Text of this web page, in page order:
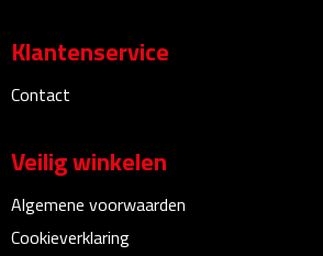
Beurs & Evenementen
Banners
Klantenservice
Contact
Veilig winkelen
Algemene voorwaarden
Cookieverklaring